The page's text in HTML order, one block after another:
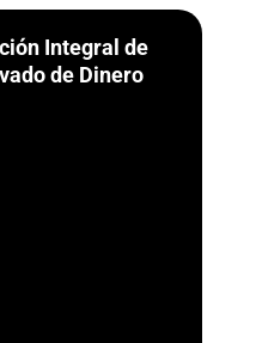
Integral de
de Dinero